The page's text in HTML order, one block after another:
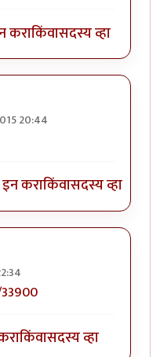
कराकिंवासदस्य व्हा
20:44
कराकिंवासदस्य व्हा
किंवासदस्य व्हा